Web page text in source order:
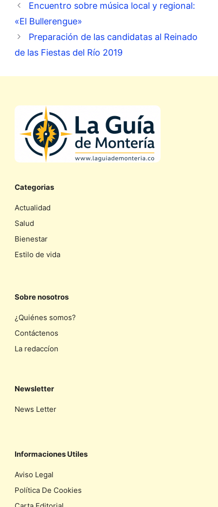
Encuentro sobre música local y regional:
«El Bullerengue»
Preparación de las candidatas al Reinado
de las Fiestas del Río 2019
Categorias
Actualidad
Salud
Bienestar
Estilo de vida
Sobre nosotros
¿Quiénes somos?
Contáctenos
La redaccíon
Newsletter
News Letter
Informaciones Utiles
Aviso Legal
Política De Cookies